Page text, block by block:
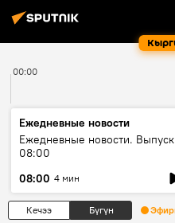
00:00
Ежедневные новости
Ежедневные новости. Выпуск
08:00
08:00 4 мин
Кечээ Бүгүн